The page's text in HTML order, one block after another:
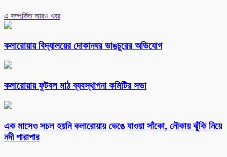
এ সম্পর্কিত আরও খবর
কলারোয়ায় বিদ্যালয়ের দোকানঘর ভাঙচুরের অভিযোগ
কলারোয়ায় ফুটবল মাঠ ব্যবস্থাপনা কমিটির সভা
এক মাসেও সচল হয়নি কলারোয়ায় ভেঙে যাওয়া সাঁকো, নৌকায় ঝুঁকি নিয়ে
নদী পারাপার